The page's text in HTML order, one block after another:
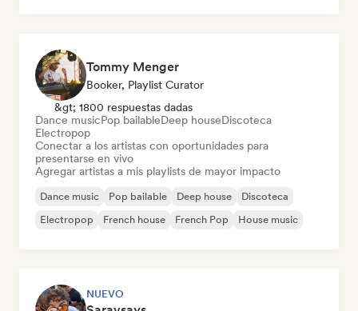
Tommy Menger
Booker, Playlist Curator
&gt; 1800 respuestas dadas
Dance musicPop bailableDeep houseDiscoteca
Electropop
Conectar a los artistas con oportunidades para
presentarse en vivo
Agregar artistas a mis playlists de mayor impacto
Dance music Pop bailable Deep house
Discoteca
Electropop
French house French Pop House music
NUEVO